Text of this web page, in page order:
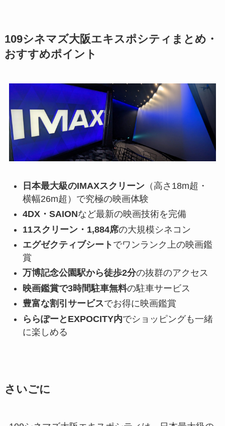
109シネマズ大阪エキスポシティまとめ・
おすすめポイント
日本最大級のIMAXスクリーン（高さ18m超・
横幅26m超）で究極の映画体験
4DX・SAIONなど最新の映画技術を完備
11スクリーン・1,884席の大規模シネコン
エグゼクティブシート でワンランク上の映画鑑
賞
万博記念公園駅から徒歩2分の抜群のアクセス
映画鑑賞で3時間駐車無料の駐車サービス
豊富な割引サービスでお得に映画鑑賞
ららぽーとEXPOCITY内でショッピングも一緒
に楽しめる
さいごに